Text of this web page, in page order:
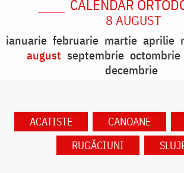
CALENDAR
8 AUGUST
ianuarie februarie martie aprilie
august septembrie octombrie
decembrie
ACATISTE CANOANE
RUGĂCIUNI